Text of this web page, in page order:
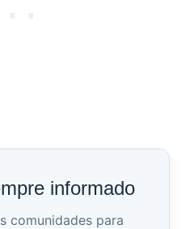
informado
comunidades para